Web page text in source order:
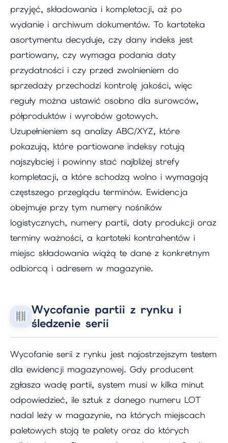
przyjęć, składowania i kompletacji, aż po
wydanie i archiwum dokumentów. To kartoteka
asortymentu decyduje, czy dany indeks jest
partiowany, czy wymaga podania daty
przydatności i czy przed zwolnieniem do
sprzedaży przechodzi kontrolę jakości, więc
reguły można ustawić osobno dla surowców,
półproduktów i wyrobów gotowych.
Uzupełnieniem są analizy ABC/XYZ, które
pokazują, które partiowane indeksy rotują
najszybciej i powinny stać najbliżej strefy
kompletacji, a które schodzą wolno i wymagają
częstszego przeglądu terminów. Ewidencja
obejmuje przy tym numery nośników
logistycznych, numery partii, daty produkcji oraz
terminy ważności, a kartoteki kontrahentów i
miejsc składowania wiążą te dane z konkretnym
odbiorcą i adresem w magazynie.
Wycofanie partii z rynku i
śledzenie serii
Wycofanie serii z rynku jest najostrzejszym testem
dla ewidencji magazynowej. Gdy producent
zgłasza wadę partii, system musi w kilka minut
odpowiedzieć, ile sztuk z danego numeru LOT
nadal leży w magazynie, na których miejscach
paletowych stoją te palety oraz do których